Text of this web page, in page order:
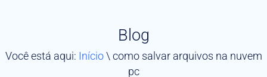
Blog
Você está aqui: Início\ como salvar arquivos na nuvem
pc